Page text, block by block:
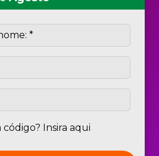
Insira aqui